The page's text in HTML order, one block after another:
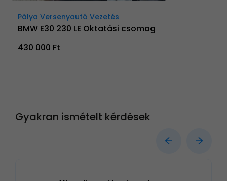
Pálya Versenyautó Vezetés
BMW E30 230 LE Oktatási csomag
430 000 Ft
Gyakran ismételt kérdések